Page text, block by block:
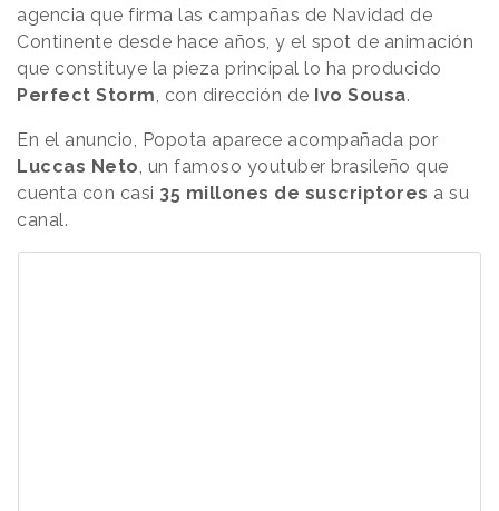
agencia que firma las campañas de Navidad de
Continente desde hace años, y el spot de animación
que constituye la pieza principal lo ha producido
Perfect Storm, con dirección de Ivo Sousa.
En el anuncio, Popota aparece acompañada por
Luccas Neto, un famoso youtuber brasileño que
cuenta con casi 35 millones de suscriptores a su
canal.